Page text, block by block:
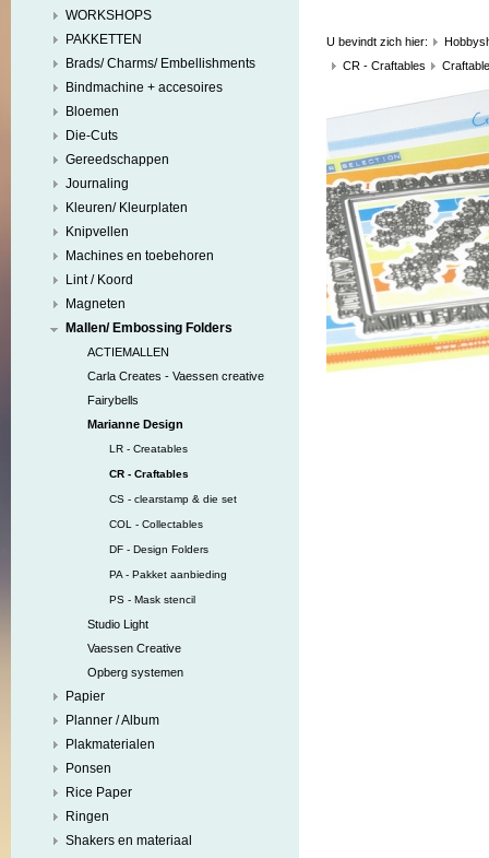
WORKSHOPS
PAKKETTEN
Brads/ Charms/ Embellishments
Bindmachine + accesoires
Bloemen
Die-Cuts
Gereedschappen
Journaling
Kleuren/ Kleurplaten
Knipvellen
Machines en toebehoren
Lint / Koord
Magneten
Mallen/ Embossing Folders
ACTIEMALLEN
Carla Creates - Vaessen creative
Fairybells
Marianne Design
LR - Creatables
CR - Craftables
CS - clearstamp & die set
COL - Collectables
DF - Design Folders
PA - Pakket aanbieding
PS - Mask stencil
Studio Light
Vaessen Creative
Opberg systemen
Papier
Planner / Album
Plakmaterialen
Ponsen
Rice Paper
Ringen
Shakers en materiaal
U bevindt zich hier:
CR - Craftables